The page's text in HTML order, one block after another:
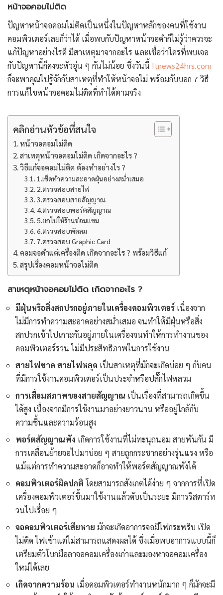
หน้าจอคอมไม่ติด
ปัญหาหน้าจอคอมไม่ติดเป็นหนึ่งในปัญหาหลักของคนที่ใช้งาน
คอมพิวเตอร์เลยก็ว่าได้ เมื่อพบกับปัญหาหน้าจอดำก็ไม่รู้ว่าควรจะ
แก้ปัญหาอย่างไรดี มีสาเหตุมาจากอะไร และเชื่อว่าใครที่พบเจอ
กับปัญหานี้ก็คงจะหัวอุ่น ๆ กันไม่น้อย ซึ่งวันนี้ Itnews24hrs.com
ก็จะพาคุณไปรู้จักกับสาเหตุที่ทำให้หน้าจอไม่ พร้อมกับบอก 7 วิธี
การแก้ไขหน้าจอคอมไม่ติดที่ทำได้ตามจริง
คลิกอ่านหัวข้อที่สนใจ
หน้าจอคอมไม่ติด
สาเหตุหน้าจอคอมไม่ติด เกิดจากอะไร ?
วิธีแก้จอคอมไม่ติด ต้องทำอย่างไร ?
1.เช็ดทำความสะอาดฝุ่นอย่างสม่ำเสมอ
2.ตรวจสอบสายไฟ
3.ตรวจสอบสายสัญญาณ
4.ตรวจสอบพอร์ตสัญญาณ
5.ยกไปให้ร้านซ่อมแซม
6.ตรวจสอบพัดลม
7.ตรวจสอบ Graphic Card
คอมจอดำแต่เครื่องติด เกิดจากอะไร ? พร้อมวิธีแก้
สรุปเรื่องคอมหน้าจอไม่ติด
สาเหตุหน้าจอคอมไม่ติด เกิดจากอะไร ?
มีฝุ่นหรือสิ่งสกปรกอยู่ภายในเครื่องคอมพิวเตอร์ เนื่องจาก
ไม่มีการทำความสะอาดอย่างสม่ำเสมอ จนทำให้มีฝุ่นหรือสิ่ง
สกปรกเข้าไปเกาะกันอยู่ภายในเครื่องจนทำให้การทำงานของ
คอมพิวเตอร์รวน ไม่มีประสิทธิภาพในการใช้งาน
สายไฟขาด สายไฟหลุด เป็นสาเหตุที่มักจะเกิดบ่อย ๆ กับคน
ที่มีการใช้งานคอมพิวเตอร์เป็นประจำหรือปลั๊กไฟหลวม
การเสื่อมสภาพของสายสัญญาณ เป็นเรื่องที่สามารถเกิดขึ้น
ได้สูง เนื่องจากมีการใช้งานมาอย่างยาวนาน หรืออยู่ใกล้กับ
ความชื้นและความร้อนสูง
พอร์ตสัญญาณพัง เกิดการใช้งานที่ไม่ทะนุถนอม สายพันกัน มี
การเคลื่อนย้ายจอไปมาบ่อย ๆ สายถูกกระชากอย่างรุ่นแรง หรือ
แม้แต่การทำความสะอาดก็อาจทำให้พอร์ตสัญญาณพังได้
คอมพิวเตอร์ผิดปกติ โดยสามารถสังเกตได้ง่าย ๆ จากการที่เปิด
เครื่องคอมพิวเตอร์ขึ้นมาใช้งานแล้วดับเป็นระยะ มีการรีสตาร์ท
วนไปเรื่อย ๆ
จอคอมพิวเตอร์เสียหาย มักจะเกิดอาการจอมีไฟกระพริบ เปิด
ไม่ติด ไฟเข้าแต่ไม่สามารถแสดงผลได้ ซึ่งเมื่อพบอาการแบบนี้ก็
เตรียมตัวโบกมือลาจอคอมเครื่องเก่าและมองหาจอคอมเครื่อง
ใหม่ได้เลย
เกิดจากความร้อน เมื่อคอมพิวเตอร์ทำงานหนักมาก ๆ ก็มักจะมี